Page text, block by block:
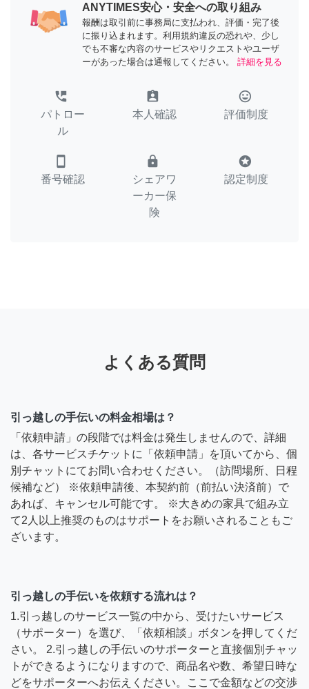
ANYTIMES安心・安全への取り組み
報酬は取引前に事務局に支払われ、評価・完了後
に振り込まれます。利用規約違反の恐れや、少し
でも不審な内容のサービスやリクエストやユーザ
ーがあった場合は通報してください。
詳細を見る
perm_phone_msg
パトロー
ル
assignment_ind
本人確認
tag_faces
評価制度
smartphone
番号確認
lock
シェアワ
ーカー保
険
stars
認定制度
よくある質問
引っ越しの手伝いの料金相場は？
「依頼申請」の段階では料金は発生しませんので、詳細
は、各サービスチケットに「依頼申請」を頂いてから、個
別チャットにてお問い合わせください。（訪問場所、日程
候補など） ※依頼申請後、本契約前（前払い決済前）で
あれば、キャンセル可能です。 ※大きめの家具で組み立
て2人以上推奨のものはサポートをお願いされることもご
ざいます。
引っ越しの手伝いを依頼する流れは？
1.引っ越しのサービス一覧の中から、受けたいサービス
（サポーター）を選び、「依頼相談」ボタンを押してくだ
さい。 2.引っ越しの手伝いのサポーターと直接個別チャッ
トができるようになりますので、商品名や数、希望日時な
どをサポーターへお伝えください。ここで金額などの交渉